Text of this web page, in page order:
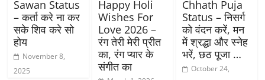
Sawan Status
– कर्ता करे ना कर
सके शिव करे सो
होय
November 8,
2025
Happy Holi
Wishes For
Love 2026 –
रंग तेरी मेरी प्रीत
का, रंग प्यार के
संगीत का
Chhath Puja
Status – निसर्ग
को वंदन करें, मन
में श्रद्धा और स्नेह
भरें, छठ पूजा …
October 24,